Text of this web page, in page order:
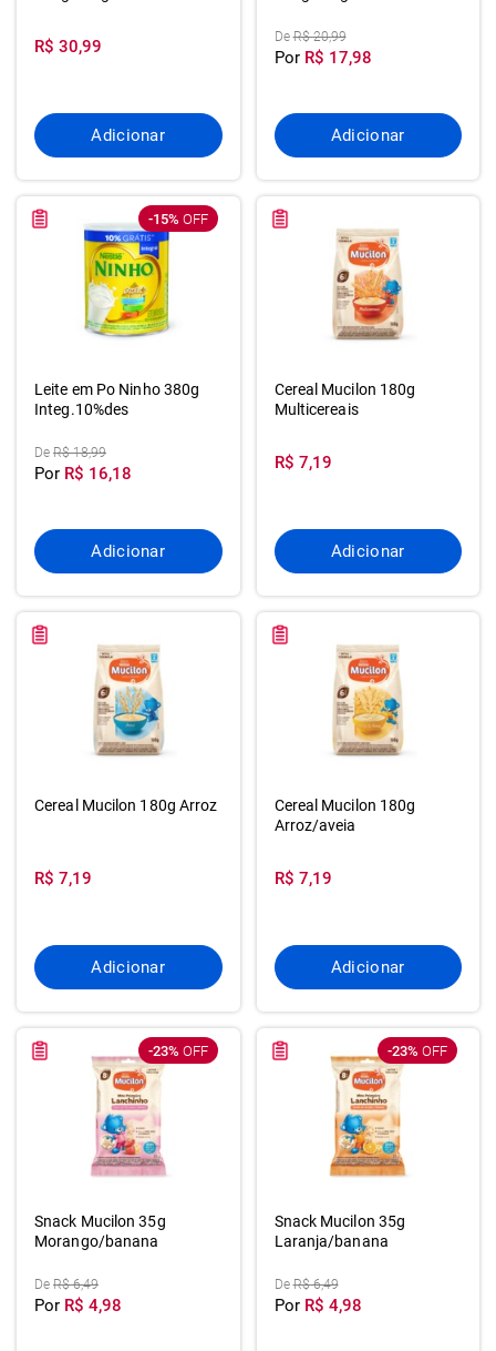
R$ 30,99
Adicionar
DeR$ 20,99
Por R$ 17,98
Adicionar
-15% OFF
Leite em Po Ninho 380g
Integ.10%des
De R$ 18,99
Por R$ 16,18
Adicionar
Cereal Mucilon 180g
Multicereais
R$ 7,19
Adicionar
Cereal Mucilon 180g Arroz
R$ 7,19
Adicionar
Cereal Mucilon 180g
Arroz/aveia
R$ 7,19
Adicionar
-23% OFF
Snack Mucilon 35g
Morango/banana
De R$ 6,49
Por R$ 4,98
-23% OFF
Snack Mucilon 35g
Laranja/banana
DeR$ 6,49
Por R$ 4,98